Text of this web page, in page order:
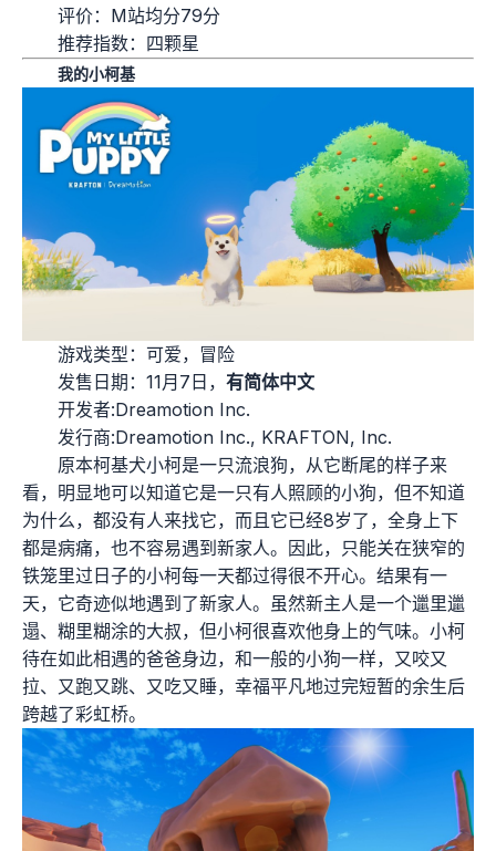
评价：M站均分79分
推荐指数：四颗星
我的小柯基
游戏类型：可爱，冒险
发售日期：11月7日， 有简体中文
开发者:Dreamotion Inc.
发行商:Dreamotion Inc., KRAFTON, Inc.
原本柯基犬小柯是一只流浪狗，从它断尾的样子来
看，明显地可以知道它是一只有人照顾的小狗，但不知道
为什么，都没有人来找它，而且它已经8岁了，全身上下
都是病痛，也不容易遇到新家人。因此，只能关在狭窄的
铁笼里过日子的小柯每一天都过得很不开心。结果有一
天，它奇迹似地遇到了新家人。虽然新主人是一个邋里邋
遢、糊里糊涂的大叔，但小柯很喜欢他身上的气味。小柯
待在如此相遇的爸爸身边，和一般的小狗一样，又咬又
拉、又跑又跳、又吃又睡，幸福平凡地过完短暂的余生后
跨越了彩虹桥。